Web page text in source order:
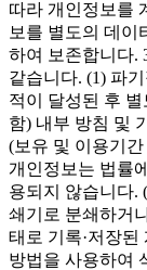
따라 개인정보를
보를 별도의 데이
하여 보존합니다.
같습니다. (1) 파
적이 달성된 후
함) 내부 방침 및
(보유 및 이용기
개인정보는 법률
용되지 않습니다.
쇄기로 분쇄하거
태로 기록·저장
방법을 사용하여